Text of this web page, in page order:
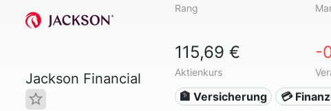
Jackson Financial
Rang
115,69 €
Aktienkurs
-
🏦 Versicherung 💳